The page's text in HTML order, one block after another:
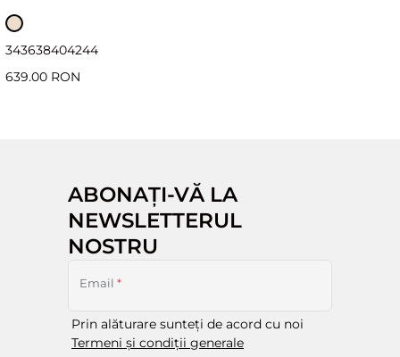
343638404244
639.00 RON
ABONAȚI-VĂ LA
NEWSLETTERUL
NOSTRU
Email *
Prin alăturare sunteți de acord cu noi
Termeni și condiții generale